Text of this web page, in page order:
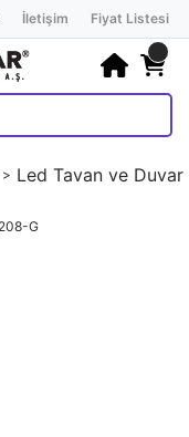
İletişim Fiyat Listesi
Led Tavan ve